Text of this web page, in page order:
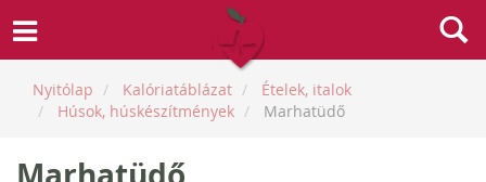
Nyitólap Kalóriatáblázat
Ételek, italok
Húsok, húskészítmények
Marhatüdő